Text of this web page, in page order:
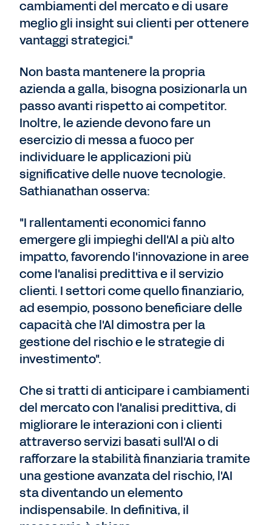
cambiamenti del mercato e di usare
meglio gli insight sui clienti per ottenere
vantaggi strategici."
Non basta mantenere la propria
azienda a galla, bisogna posizionarla un
passo avanti rispetto ai competitor.
Inoltre, le aziende devono fare un
esercizio di messa a fuoco per
individuare le applicazioni più
significative delle nuove tecnologie.
Sathianathan osserva:
"I rallentamenti economici fanno
emergere gli impieghi dell'Al a più alto
impatto, favorendo l'innovazione in aree
come l'analisi predittiva e il servizio
clienti. I settori come quello finanziario,
ad esempio, possono beneficiare delle
capacità che l'Al dimostra per la
gestione del rischio e le strategie di
investimento".
Che si tratti di anticipare i cambiamenti
del mercato con l'analisi predittiva, di
migliorare le interazioni con i clienti
attraverso servizi basati sull'AI o di
rafforzare la stabilità finanziaria tramite
una gestione avanzata del rischio, l'AI
sta diventando un elemento
indispensabile. In definitiva, il